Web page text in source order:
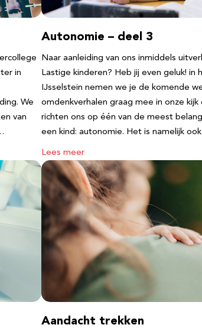
in
We
van
Autonomie – deel 3
Naar aanleiding van ons inmiddels
Lastige kinderen? Heb jij even geluk! in
IJsselstein nemen we je de komende
omdenkverhalen graag mee in onze
richten ons op één van de meest
een kind: autonomie. Het is namelijk
Lees meer
Aandacht trekken